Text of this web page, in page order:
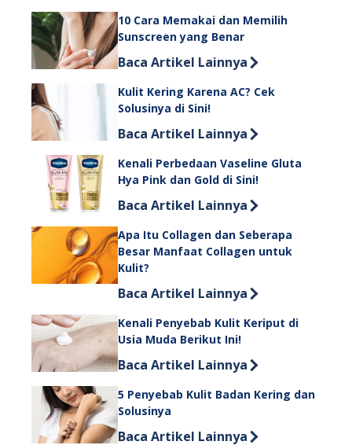
10 Cara Memakai dan Memilih
Sunscreen yang Benar
Discover more about 10 Cara
Baca Artikel Lainnya
Kulit Kering Karena AC? Cek
Solusinya di Sini!
Discover more about Kulit Kering
Baca Artikel Lainnya
Kenali Perbedaan Vaseline Gluta
Hya Pink dan Gold di Sini!
Discover more about Kenali
Baca Artikel Lainnya
Apa Itu Collagen dan Seberapa
Besar Manfaat Collagen untuk
Kulit?
Discover more about Apa Itu
Baca Artikel Lainnya
Kenali Penyebab Kulit Keriput di
Usia Muda Berikut Ini!
Discover more about Kenali
Baca Artikel Lainnya
5 Penyebab Kulit Badan Kering dan
Solusinya
Discover more about 5 Penyebab
Baca Artikel Lainnya